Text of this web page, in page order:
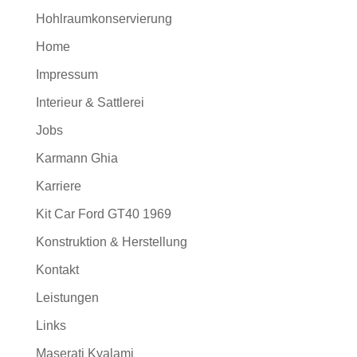
Hohlraumkonservierung
Home
Impressum
Interieur & Sattlerei
Jobs
Karmann Ghia
Karriere
Kit Car Ford GT40 1969
Konstruktion & Herstellung
Kontakt
Leistungen
Links
Maserati Kyalami